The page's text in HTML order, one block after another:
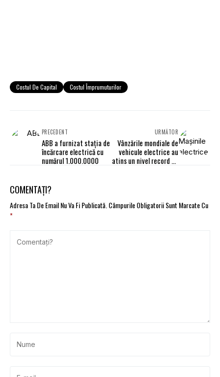
Costul De Capital Costul Împrumuturilor
PRECEDENT
ABB a furnizat stația de
încărcare electrică cu
numărul 1.000.0000
URMĂTOR
Vânzările mondiale de
vehicule electrice au
atins un nivel record de
COMENTAȚI?
Adresa Ta De Email Nu Va Fi Publicată.Câmpurile Obligatorii Sunt Marcate Cu
*